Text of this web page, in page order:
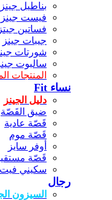
بناطيل جينز
فيست جينز
فساتين جيتز
جيبات جينز
شورتات
سالبوت
المنتجات
نساء Fit
دليل الجينز
ضيق القَصّة
قَصّة عادية
قَصّة موم
أوفر سايز
قَصّة
سكيني فيت
رجال
السيزون